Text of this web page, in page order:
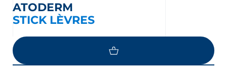
ATODERM
STICK LÈVRES